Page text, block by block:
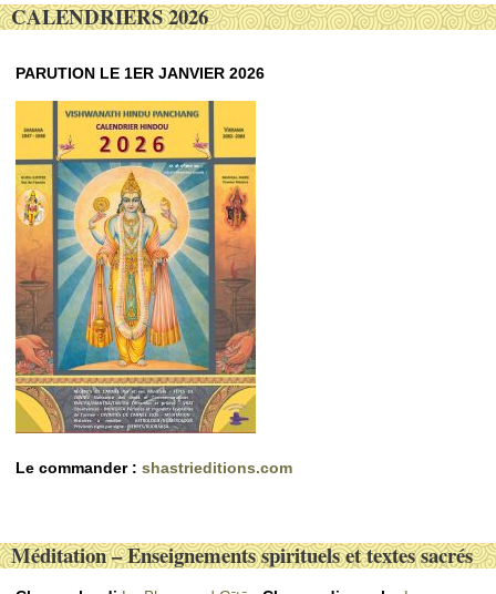
CALENDRIERS 2026
PARUTION LE 1ER JANVIER 2026
Le commander :shastrieditions.com
Méditation – Enseignements spirituels et textes sacrés